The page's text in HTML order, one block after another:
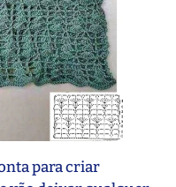
para criar